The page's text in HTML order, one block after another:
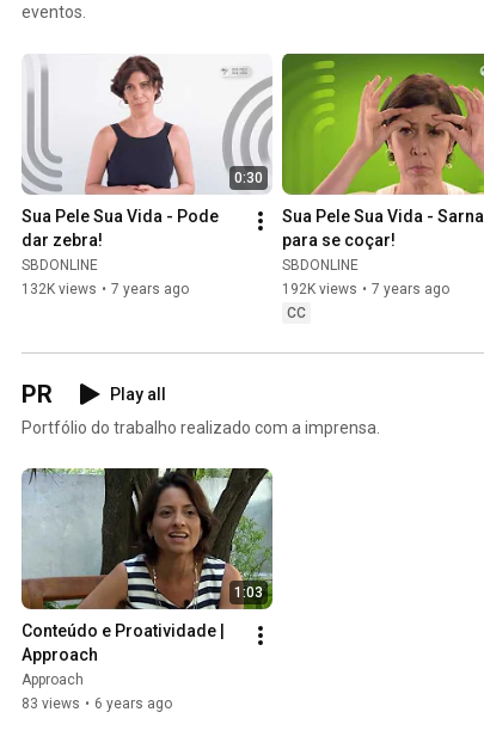
eventos.
0:30
Sua Pele Sua Vida - Pode
dar zebra!
SBDONLINE
132K views • 7 years ago
Sua Pele Sua Vida - Sarna
para se coçar!
SBDONLINE
192K views • 7 years ago
CC
PR
Play all
Portfólio do trabalho realizado com a imprensa.
1:03
Conteúdo e Proatividade |
Approach
Approach
83 views • 6 years ago